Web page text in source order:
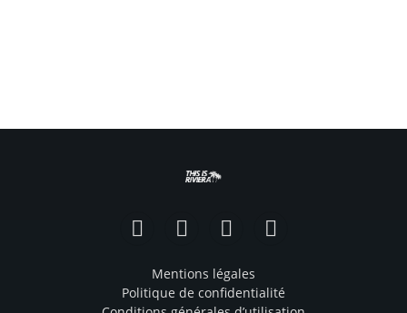
FacebookInstagramTikTok YouTube
Mentions légales
Politique de confidentialité